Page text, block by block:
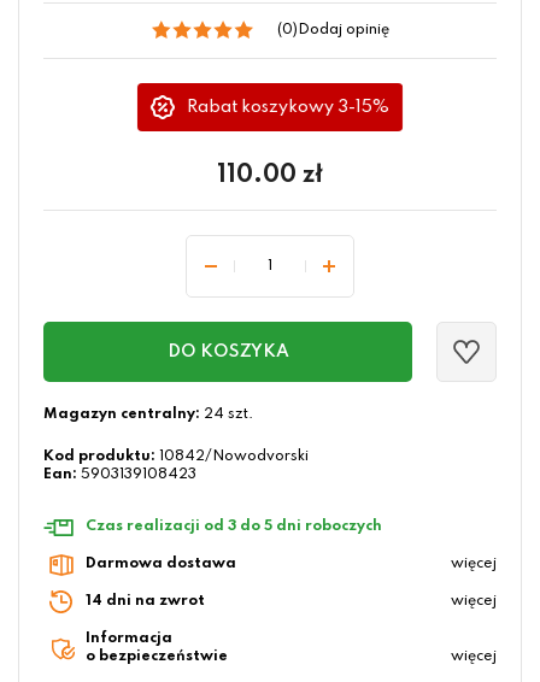
(0) Dodaj opinię
Rabat koszykowy 3-15%
110.00 zł
DO KOSZYKA
Magazyn centralny: 24 szt.
Kod produktu:
10842/Nowodvorski
Ean: 5903139108423
Czas realizacji od 3 do 5 dni roboczych
Darmowa dostawa więcej
14 dni na zwrot więcej
Informacja
o bezpieczeństwie
więcej